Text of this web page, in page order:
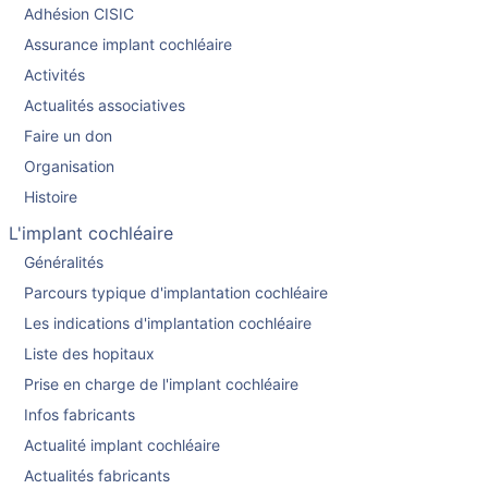
Adhésion CISIC
Assurance implant cochléaire
Activités
Actualités associatives
Faire un don
Organisation
Histoire
L'implant cochléaire
Généralités
Parcours typique d'implantation cochléaire
Les indications d'implantation cochléaire
Liste des hopitaux
Prise en charge de l'implant cochléaire
Infos fabricants
Actualité implant cochléaire
Actualités fabricants